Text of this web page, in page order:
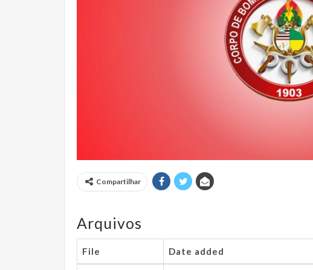
Compartilhar
Arquivos
File Date added